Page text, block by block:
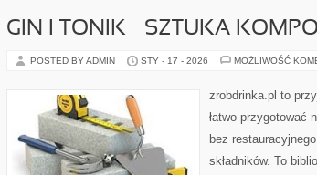
GIN I TONIK – SZTUKA
POSTED BY ADMIN STY - 17 - 2026 MOŻLIWOŚĆ
zrobdrinka.pl to
łatwo przygotować
bez
składników. To